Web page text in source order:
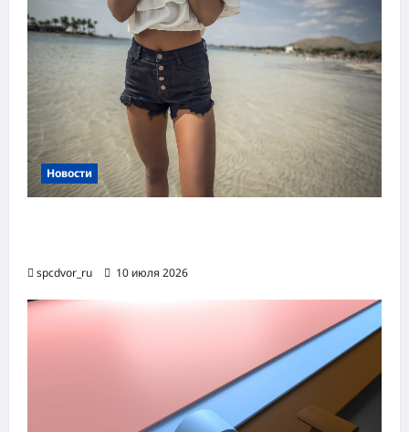
Новости
spcdvor_ru 10 июля 2026